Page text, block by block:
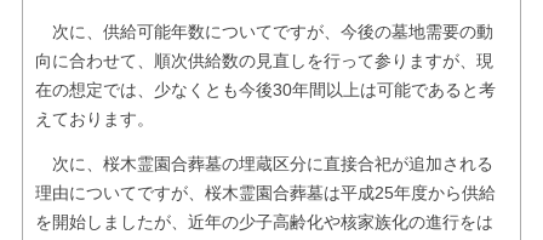
次に、供給可能年数についてですが、今後の墓地需要の動
向に合わせて、順次供給数の見直しを行って参りますが、現
在の想定では、少なくとも今後30年間以上は可能であると考
えております。
次に、桜木霊園合葬墓の埋蔵区分に直接合祀が追加される
理由についてですが、桜木霊園合葬墓は平成25年度から供給
を開始しましたが、近年の少子高齢化や核家族化の進行をは